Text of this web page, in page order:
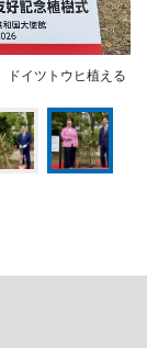
イツトウヒ植える